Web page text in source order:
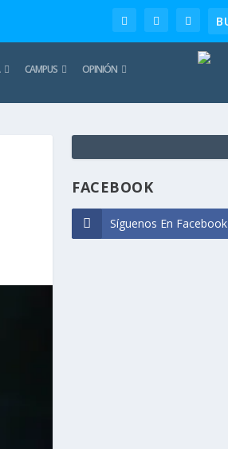
CAMPUS OPINIÓN
FACEBOOK
Síguenos En Facebook